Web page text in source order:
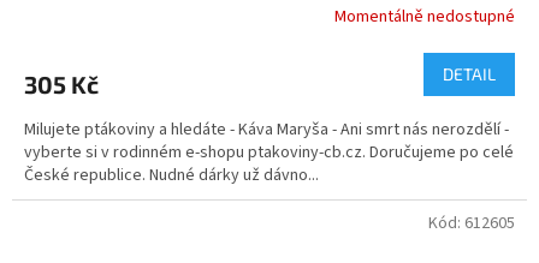
je
z
5
hvězdiček.
Momentálně nedostupné
305 Kč DETAIL
Milujete ptákoviny a hledáte - Káva Maryša - Ani smrt nás nerozdělí -
vyberte si v rodinném e-shopu ptakoviny-cb.cz. Doručujeme po celé
České republice. Nudné dárky už dávno...
Kód: 612605